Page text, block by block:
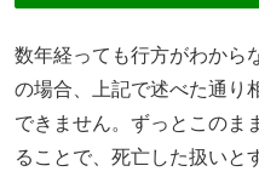
数年経っても行方がわから
の場合、上記で述べた通り
できません。ずっとこのま
ることで、死亡した扱いと